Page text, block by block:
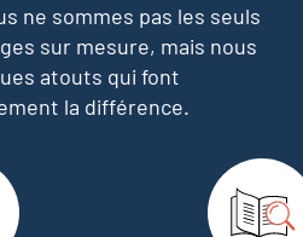
ne sommes pas les seuls
sur mesure, mais nous
atouts qui font
la différence.